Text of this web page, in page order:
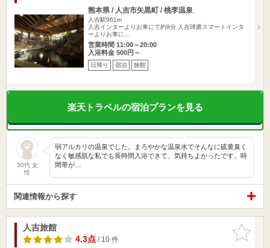
熊本県 / 人吉市矢黒町 / 桃李温泉
人吉駅961m
人吉インターよりお車にて約9分 人吉球磨スマートインタ
ーよりお車に…
営業時間 11:00～20:00
入浴料金 500円～
日帰り 宿泊 旅館
楽天トラベルの宿泊プランを見る
30代 女
性
弱アルカリの温泉でした。まろやかな温泉水でそんなに硫黄臭く
なく敏感肌な私でも長時間入浴できて、気持ちよかったです。時
間帯が…
関連情報から探す
お気に入
りに追加
人吉旅館
4.3点/ 10 件